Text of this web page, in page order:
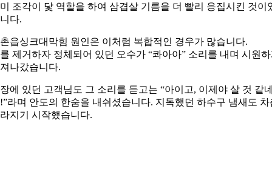
조각이 닻 역할을 하여 삼겹살 기름을 더 빨리 응집시킨 것이
다.
읍싱크대막힘 원인은 이처럼 복합적인 경우가 많습니다.
제거하자 정체되어 있던 오수가 “콰아아” 소리를 내며 시원
나갔습니다.
에 있던 고객님도 그 소리를 듣고는 “아이고, 이제야 살 것 같
라며 안도의 한숨을 내쉬셨습니다. 지독했던 하수구 냄새도 차
지기 시작했습니다.